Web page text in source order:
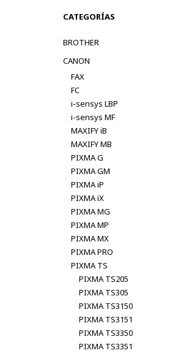
CATEGORÍAS
BROTHER
CANON
FAX
FC
i-sensys LBP
i-sensys MF
MAXIFY iB
MAXIFY MB
PIXMA G
PIXMA GM
PIXMA iP
PIXMA iX
PIXMA MG
PIXMA MP
PIXMA MX
PIXMA PRO
PIXMA TS
PIXMA TS205
PIXMA TS305
PIXMA TS3150
PIXMA TS3151
PIXMA TS3350
PIXMA TS3351